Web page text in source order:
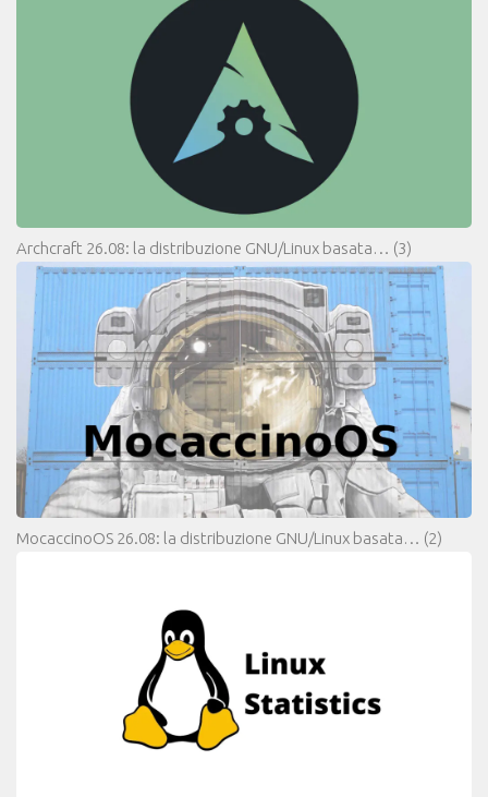
Archcraft 26.08: la distribuzione GNU/Linux basata… (3)
MocaccinoOS 26.08: la distribuzione GNU/Linux basata… (2)